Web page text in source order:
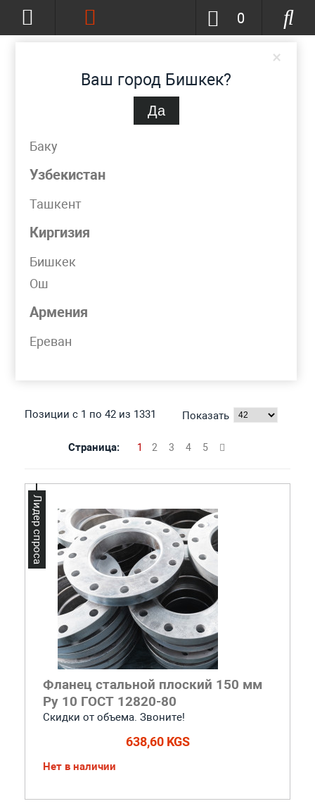
×
Ваш город Бишкек?
Да
Баку
Узбекистан
Ташкент
Киргизия
Бишкек
Ош
Армения
Ереван
0
КАТАЛОГ
ФЛАНЕЦ СТАЛЬНОЙ
Позиции с 1 по 42 из 1331 Показать
Страница: 1 2 3 4 5
Фланец стальной плоский 150 мм
Ру 10 ГОСТ 12820-80
Скидки от объема. Звоните!
638,60 KGS
Нет в наличии
Лидер спроса